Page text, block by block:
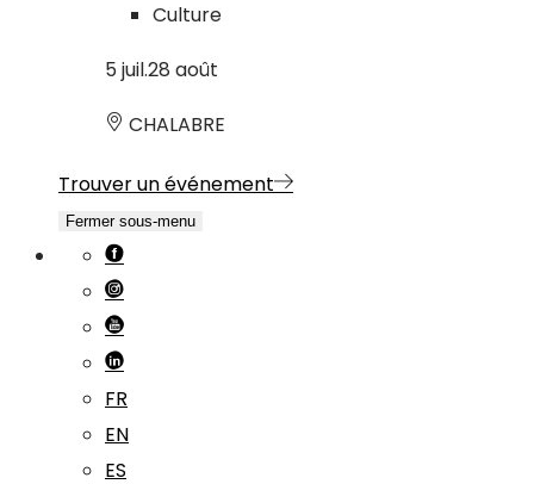
Culture
5 juil.28 août
CHALABRE
Trouver un événement
Fermer sous-menu
FR
EN
ES